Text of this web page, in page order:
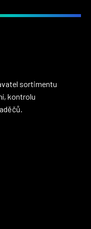
sortimentu
kontrolu